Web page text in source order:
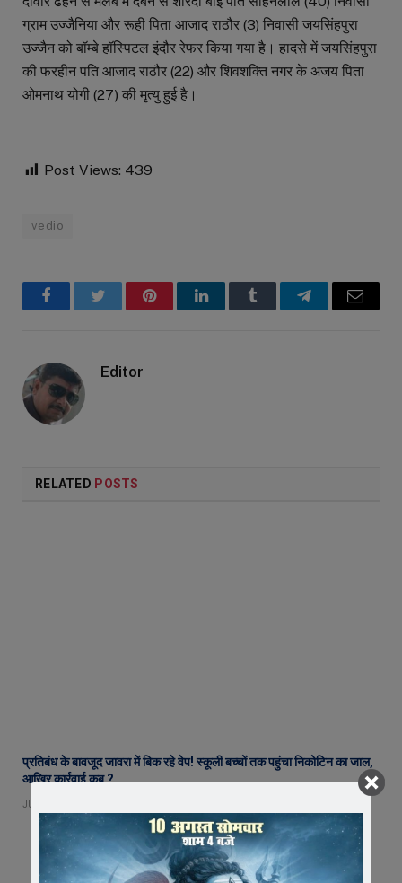
ग्राम उज्जैनिया और रूही पिता आजाद राठौर (3) निवासी जयसिंहपुरा
उज्जैन को बॉम्बे हॉस्पिटल इंदौर रेफर किया गया है। हादसे में जयसिंहपुरा
की फरहीन पति आजाद राठौर (22) और शिवशक्ति नगर के अजय पिता
ओमनाथ योगी (27) की मृत्यु हुई है।
Post Views: 439
vedio
FacebookTwitter PinterestLinkedInTumblr TelegramEmail
Editor
RELATED POSTS
प्रतिबंध के बावजूद जावरा में बिक रहे वेप! स्कूली बच्चों तक पहुंचा निकोटिन का जाल,
आखिर कार्रवाई कब ?
JULY 23, 2026